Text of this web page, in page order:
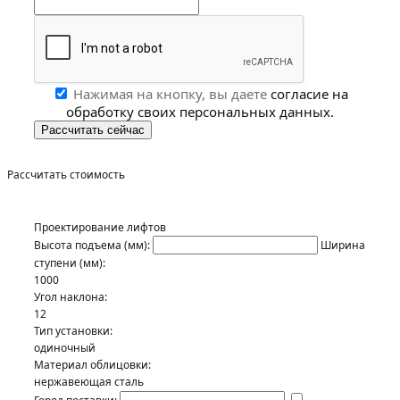
Нажимая на кнопку, вы даете согласие на
обработку своих персональных данных.
Рассчитать стоимость
Проектирование лифтов
Высота подъема (мм):
Ширина
ступени (мм):
1000
Угол наклона:
12
Тип установки:
одиночный
Материал облицовки:
нержавеющая сталь